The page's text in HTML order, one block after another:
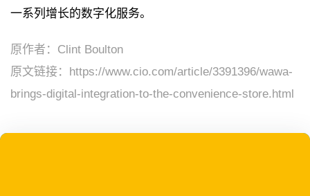
一系列增长的数字化服务。
原作者：Clint Boulton
原文链接： https://www.cio.com/article/3391396/wawa-
brings-digital-integration-to-the-convenience-store.html